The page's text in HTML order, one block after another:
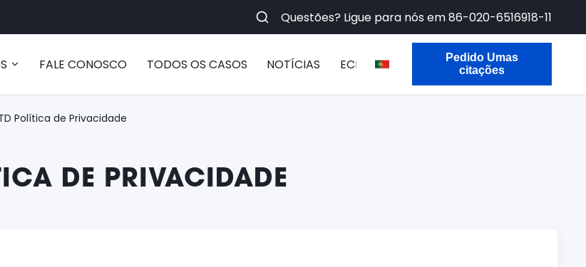
Questões? Ligue para nós em86-020-6516918-11
FALE CONOSCO TODOS OS CASOS NOTÍCIAS ECER
Pedido Umas
citações
Política de Privacidade
DE PRIVACIDADE